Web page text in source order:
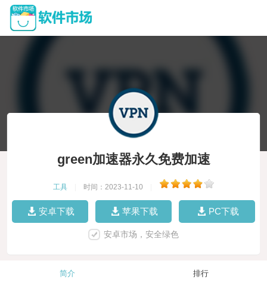
green加速器永久免费加速
工具 时间：2023-11-10
安卓下载 苹果下载 PC下载
安卓市场，安全绿色
简介 排行